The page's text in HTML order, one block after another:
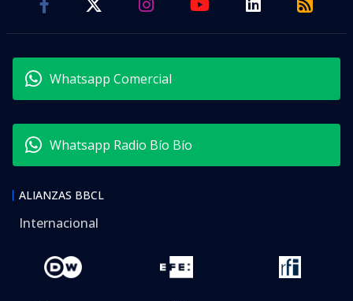
Whatsapp Comercial
Whatsapp Radio Bío Bío
ALIANZAS BBCL
Internacional